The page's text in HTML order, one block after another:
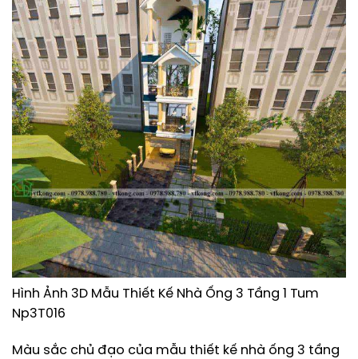
Hình Ảnh 3D Mẫu Thiết Kế Nhà Ống 3 Tầng 1 Tum
Np3T016
Màu sắc chủ đạo của mẫu thiết kế nhà ống 3 tầng